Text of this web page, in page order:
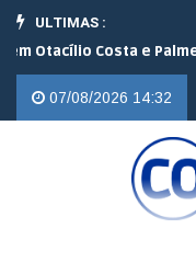
ULTIMAS :
Costa e Palmeira |
07/08/2026 14:32